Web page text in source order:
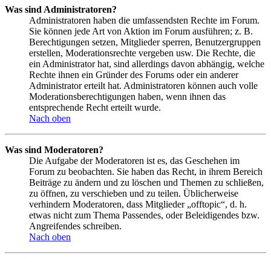
Was sind Administratoren?
Administratoren haben die umfassendsten Rechte im Forum.
Sie können jede Art von Aktion im Forum ausführen; z. B.
Berechtigungen setzen, Mitglieder sperren, Benutzergruppen
erstellen, Moderationsrechte vergeben usw. Die Rechte, die
ein Administrator hat, sind allerdings davon abhängig, welche
Rechte ihnen ein Gründer des Forums oder ein anderer
Administrator erteilt hat. Administratoren können auch volle
Moderationsberechtigungen haben, wenn ihnen das
entsprechende Recht erteilt wurde.
Nach oben
Was sind Moderatoren?
Die Aufgabe der Moderatoren ist es, das Geschehen im
Forum zu beobachten. Sie haben das Recht, in ihrem Bereich
Beiträge zu ändern und zu löschen und Themen zu schließen,
zu öffnen, zu verschieben und zu teilen. Üblicherweise
verhindern Moderatoren, dass Mitglieder „offtopic“, d. h.
etwas nicht zum Thema Passendes, oder Beleidigendes bzw.
Angreifendes schreiben.
Nach oben